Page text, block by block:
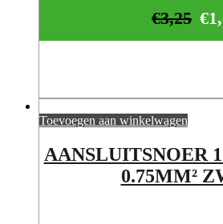
€
€3,25
Toevoegen aan winkelwagen
AANSLUITSNOER
0.75MM²